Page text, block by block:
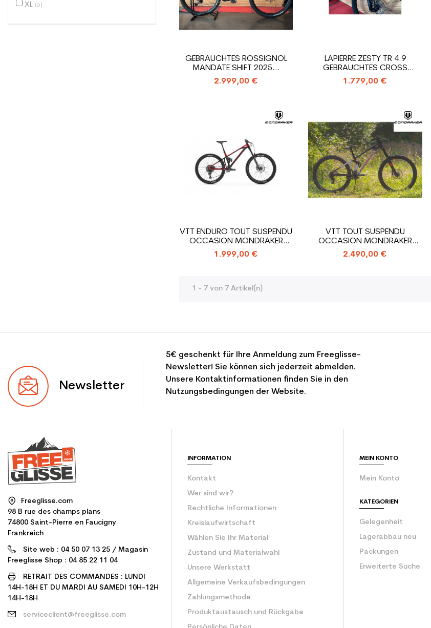
XL (6)
GEBRAUCHTES ROSSIGNOL
MANDATE SHIFT 2025...
2.999,00 €
LAPIERRE ZESTY TR 4.9
GEBRAUCHTES CROSS
COUNTRY...
1.779,00 €
VTT ENDURO TOUT SUSPENDU
OCCASION MONDRAKER
SUPERFOXY
1.999,00 €
VTT TOUT SUSPENDU
OCCASION MONDRAKER
SUMMUM 29"/MX
2.490,00 €
1 - 7 von 7 Artikel(n)
Newsletter
5€ geschenkt für Ihre Anmeldung zum Freeglisse-
Newsletter! Sie können sich jederzeit abmelden.
Unsere Kontaktinformationen finden Sie in den
Nutzungsbedingungen der Website.
Freeglisse.com
98 B rue des champs plans
74800 Saint-Pierre en Faucigny
Frankreich
Site web : 04 50 07 13 25 / Magasin
Freeglisse Shop : 04 85 22 11 04
RETRAIT DES COMMANDES : LUNDI
14H-18H ET DU MARDI AU SAMEDI 10H-12H
14H-18H
serviceclient@freeglisse.com
INFORMATION
Kontakt
Wer sind wir?
Rechtliche Informationen
Kreislaufwirtschaft
Wählen Sie Ihr Material
Zustand und Materialwahl
Unsere Werkstatt
Allgemeine Verkaufsbedingungen
Zahlungsmethode
Produktaustausch und Rückgabe
MEIN KONTO
Mein Konto
KATEGORIEN
Gelegenheit
Lagerabbau neu
Packungen
Erweiterte Suche